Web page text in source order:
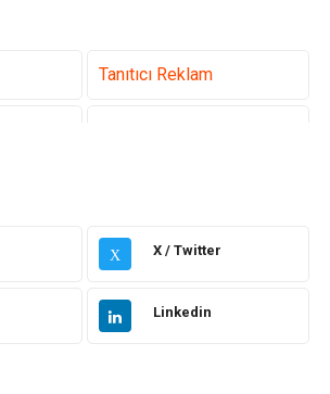
Tanıtıcı Reklam
Dekorasyon
Eğitim
X X / Twitter
Linkedin